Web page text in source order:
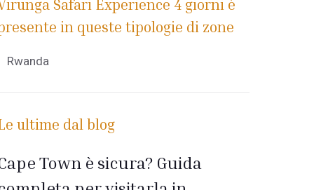
Safari Experience 4 giorni è
in queste tipologie di zone
Rwanda
ultime dal blog
Town è sicura? Guida